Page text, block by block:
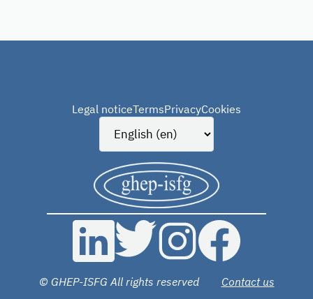
Legal noticeTermsPrivacyCookies
© GHEP-ISFG All rights reserved Contact us